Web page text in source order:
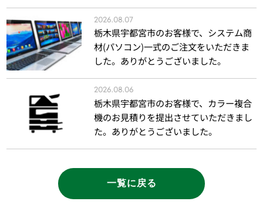
2026.08.07
栃木県宇都宮市のお客様で、システム商
材(パソコン)一式のご注文をいただきま
した。ありがとうございました。
2026.08.06
栃木県宇都宮市のお客様で、カラー複合
機のお見積りを提出させていただきまし
た。ありがとうございました。
一覧に戻る